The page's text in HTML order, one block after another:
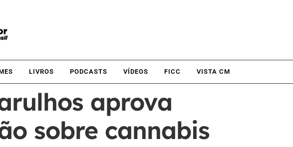
LIVROS PODCASTS VÍDEOS FICC VISTA CM
aprova
sobre cannabis